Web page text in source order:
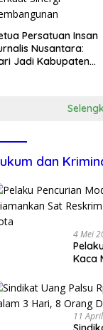
Persatuan Insan
Nusantara:
Jadi Kabupaten
dan
4 Mei
Kaca
Kota
11